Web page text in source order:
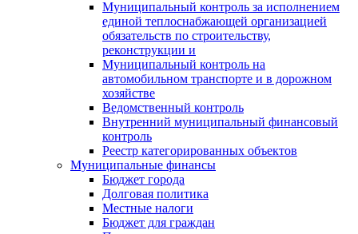
Муниципальный контроль за исполнением
единой теплоснабжающей организацией
обязательств по строительству,
реконструкции и
Муниципальный контроль на
автомобильном транспорте и в дорожном
хозяйстве
Ведомственный контроль
Внутренний муниципальный финансовый
контроль
Реестр категорированных объектов
Муниципальные финансы
Бюджет города
Долговая политика
Местные налоги
Бюджет для граждан